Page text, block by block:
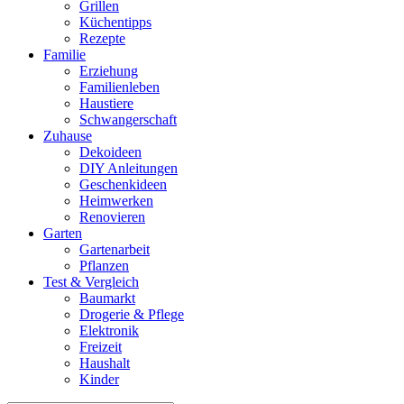
Grillen
Küchentipps
Rezepte
Familie
Erziehung
Familienleben
Haustiere
Schwangerschaft
Zuhause
Dekoideen
DIY Anleitungen
Geschenkideen
Heimwerken
Renovieren
Garten
Gartenarbeit
Pflanzen
Test & Vergleich
Baumarkt
Drogerie & Pflege
Elektronik
Freizeit
Haushalt
Kinder